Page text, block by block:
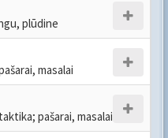
plūdine
masalai
pašarai, masalai